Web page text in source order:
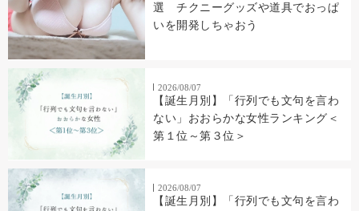
選 チクニーグッズや道具でおっぱ
いを開発しちゃおう
2026/08/07
【誕生月別】「行列でも文句を言わ
ない」おおらかな女性ランキング＜
第１位～第３位＞
2026/08/07
【誕生月別】「行列でも文句を言わ